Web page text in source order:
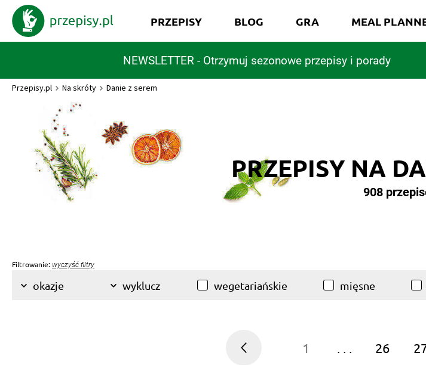
NEWSLETTER - Otrzymuj sezonowe przepisy i porady
PRZEPISY BLOG GRA MEAL
Przepisy.pl Na skróty Danie z serem
PRZEPISY NA
908
Filtrowanie: wyczyść filtry
okazje wyklucz wegetariańskie mięsne
1 26